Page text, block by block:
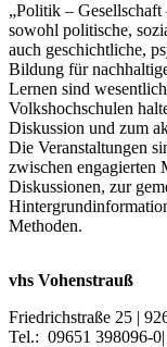
„Politik –
sowohl politische,
auch geschichtliche,
Bildung für
Lernen sind
Volkshochschulen
Diskussion und zum
Die Veranstaltungen
zwischen engagierten
Diskussionen, zur
Methoden.
vhs Vohenstrauß
Friedrichstraße 25 |
Tel.: 09651 398096-